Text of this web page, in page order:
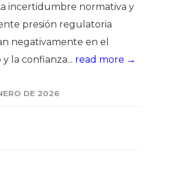
incertidumbre normativa y
presión regulatoria
negativamente en el
la confianza... read more →
DE 2026